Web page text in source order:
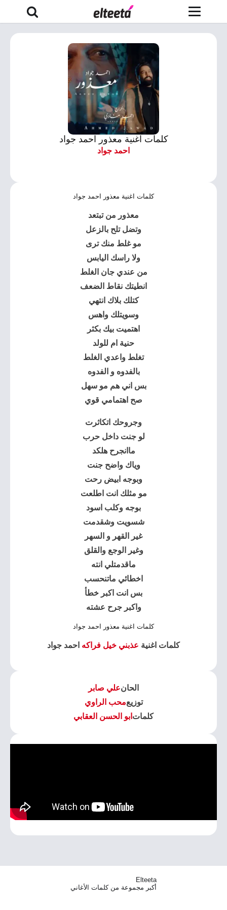
كلمات اغنية معذور احمد جواد
احمد جواد
كلمات اغنية معذور احمد جواد
معذور من تبتعد
وتضل تلح بالزعل
مو غلط منك ترى
ولا راسك اليابس
من عندي جان الغلط
انطيتك نقاط الضعف
كتلك بلاك انتهي
وسويتلك واهس
اهتميت بيك بكثر
حنية ام للولد
تغلط واعدي الغلط
بالفدوه و الفدوه
بس اني هم مو سهل
صح اهتمامي قوي
وجروحك اتكاثرت
لو جنت داخل حرب
ماانجرح هلكد
وياك واضح جنت
وبوجه ابيض رحت
مو مثلك انت اطلعت
بوجه وكلب اسود
شسويت وشقدمت
غير القهر و السهر
وغير الوجع والقلق
ماقدمتلي انته
اخطائي ماتنحسب
بس انت اكبر خطأ
واكبر جرح عشته
كلمات اغنية معذور احمد جواد
كلمات اغنية عذبني خيل فراكه احمد جواد
الحانعلي صابر
توزيعمحب الراوي
كلمات ابو الحسن العقابي
Elteeta
أكبر مجموعة من كلمات الأغاني